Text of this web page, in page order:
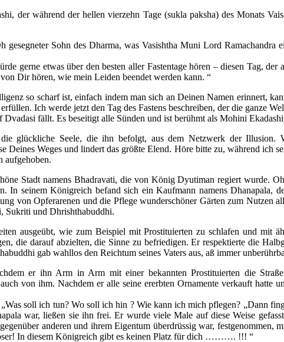
der während der hellen vierzehn Tage (sukla paksha) des Monats
Sohn des Dharma, was Vasishtha Muni Lord
gerne etwas über den besten aller Fastentage hören – diesen Tag,
Dir hören, wie mein Leiden beendet werden kann. “
so scharf ist, einfach indem man sich an Deinen Namen erinnert,
Ich werde jetzt den Tag des Fastens beschreiben, der die ganze
fällt. Es beseitigt alle Sünden und ist berühmt als Mohini
glückliche Seele, die ihn befolgt, aus dem Netzwerk der Illusion.
Deines Weges und lindert das größte Elend. Höre bitte zu, während ich
aufgehoben.
Stadt namens Bhadravati, die von König Dyutiman regiert wurde.
In seinem Königreich befand sich ein Kaufmann namens Dhanapala,
von Opferarenen und die Pflege wunderschöner Gärten zum Nutzen
Sukriti und Dhrishthabuddhi.
ausgeübt, wie zum Beispiel mit Prostituierten zu schlafen und mit
die darauf abzielten, die Sinne zu befriedigen. Er respektierte die
gab wahllos den Reichtum seines Vaters aus, aß immer
er ihn Arm in Arm mit einer bekannten Prostituierten die
von ihm. Nachdem er alle seine ererbten Ornamente verkauft hatte
soll ich tun? Wo soll ich hin ? Wie kann ich mich pflegen? „Dann
war, ließen sie ihn frei. Er wurde viele Male auf diese Weise
anderen und ihrem Eigentum überdrüssig war, festgenommen,
In diesem Königreich gibt es keinen Platz für dich ………. !!! “